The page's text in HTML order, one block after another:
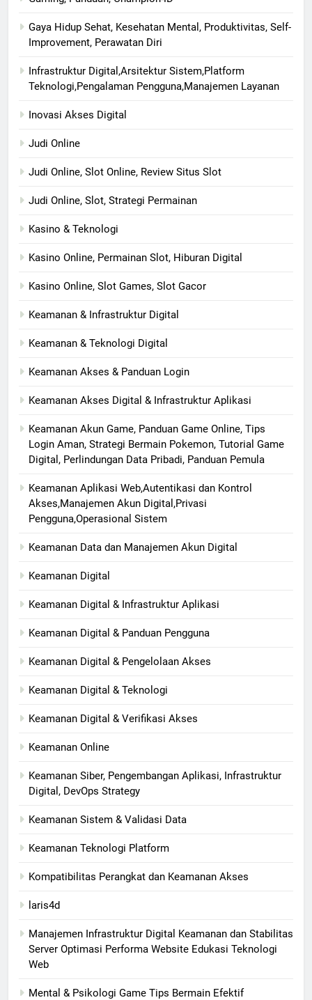
Gaya Hidup Sehat, Kesehatan Mental, Produktivitas, Self-
Improvement, Perawatan Diri
Infrastruktur Digital,Arsitektur Sistem,Platform
Teknologi,Pengalaman Pengguna,Manajemen Layanan
Inovasi Akses Digital
Judi Online
Judi Online, Slot Online, Review Situs Slot
Judi Online, Slot, Strategi Permainan
Kasino & Teknologi
Kasino Online, Permainan Slot, Hiburan Digital
Kasino Online, Slot Games, Slot Gacor
Keamanan & Infrastruktur Digital
Keamanan & Teknologi Digital
Keamanan Akses & Panduan Login
Keamanan Akses Digital & Infrastruktur Aplikasi
Keamanan Akun Game, Panduan Game Online, Tips
Login Aman, Strategi Bermain Pokemon, Tutorial Game
Digital, Perlindungan Data Pribadi, Panduan Pemula
Keamanan Aplikasi Web,Autentikasi dan Kontrol
Akses,Manajemen Akun Digital,Privasi
Pengguna,Operasional Sistem
Keamanan Data dan Manajemen Akun Digital
Keamanan Digital
Keamanan Digital & Infrastruktur Aplikasi
Keamanan Digital & Panduan Pengguna
Keamanan Digital & Pengelolaan Akses
Keamanan Digital & Teknologi
Keamanan Digital & Verifikasi Akses
Keamanan Online
Keamanan Siber, Pengembangan Aplikasi, Infrastruktur
Digital, DevOps Strategy
Keamanan Sistem & Validasi Data
Keamanan Teknologi Platform
Kompatibilitas Perangkat dan Keamanan Akses
laris4d
Manajemen Infrastruktur Digital Keamanan dan Stabilitas
Server Optimasi Performa Website Edukasi Teknologi
Web
Mental & Psikologi Game Tips Bermain Efektif